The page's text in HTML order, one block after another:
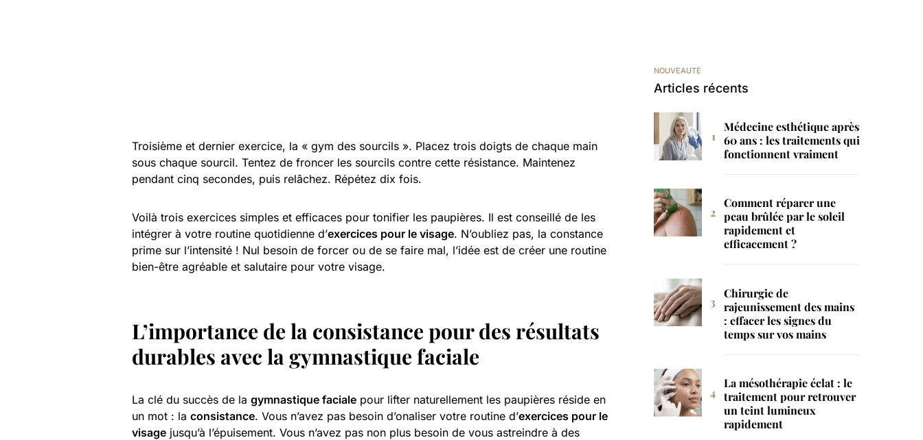
Troisième et dernier exercice, la « gym des sourcils ». Placez trois doigts de chaque main
sous chaque sourcil. Tentez de froncer les sourcils contre cette résistance. Maintenez
pendant cinq secondes, puis relâchez. Répétez dix fois.
Voilà trois exercices simples et efficaces pour tonifier les paupières. Il est conseillé de les
intégrer à votre routine quotidienne d’exercices pour le visage. N’oubliez pas, la constance
prime sur l’intensité ! Nul besoin de forcer ou de se faire mal, l’idée est de créer une routine
bien-être agréable et salutaire pour votre visage.
L’importance de la consistance pour des résultats
durables avec la gymnastique faciale
La clé du succès de la gymnastique faciale pour lifter naturellement les paupières réside en
un mot : la consistance. Vous n’avez pas besoin d’onaliser votre routine d’exercices pour le
visage jusqu’à l’épuisement. Vous n’avez pas non plus besoin de vous astreindre à des
NOUVEAUTÉ
Articles récents
Médecine esthétique après
60 ans : les traitements qui
fonctionnent vraiment
Comment réparer une
peau brûlée par le soleil
rapidement et
efficacement ?
Chirurgie de
rajeunissement des mains
: effacer les signes du
temps sur vos mains
La mésothérapie éclat : le
traitement pour retrouver
un teint lumineux
rapidement